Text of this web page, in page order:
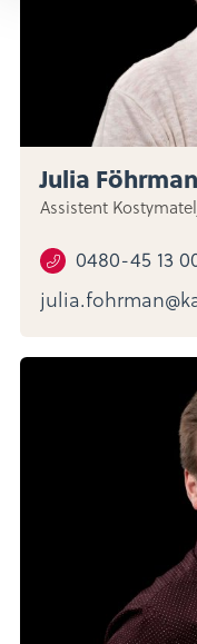
Julia Föhrman
Assistent
0480-45 13